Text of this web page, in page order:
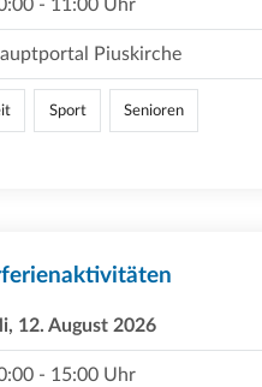
- 11:00 Uhr
Piuskirche
Sport Senioren
12. August 2026
- 15:00 Uhr